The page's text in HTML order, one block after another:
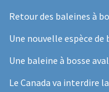
Retour des baleines à
Une nouvelle espèce
Une baleine à bosse
Le Canada va interdire